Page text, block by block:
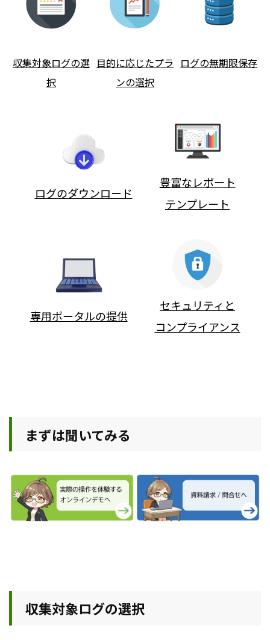
収集対象ログの選
択
目的に応じたプラ
ンの選択
ログの無期限保存
ログのダウンロード
豊富なレポート
テンプレート
専用ポータルの提供
セキュリティと
コンプライアンス
まずは聞いてみる
収集対象ログの選択